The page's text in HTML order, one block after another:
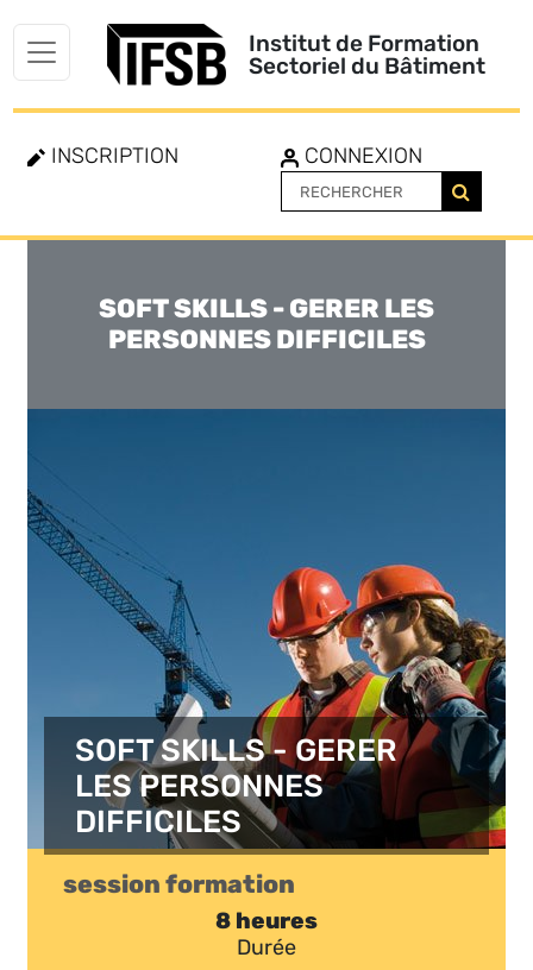
Institut de Formation
Sectoriel du Bâtiment
INSCRIPTION CONNEXION
Toggle
navigation
SOFT SKILLS - GERER LES
PERSONNES DIFFICILES
SOFT SKILLS - GERER
LES PERSONNES
DIFFICILES
session formation
8 heures
Durée